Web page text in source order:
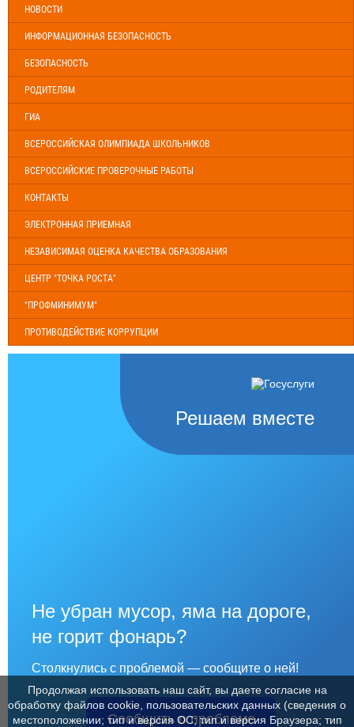
НОВОСТИ
ИНФОРМАЦИОННАЯ БЕЗОПАСНОСТЬ
БЕЗОПАСНОСТЬ
РОДИТЕЛЯМ
ГИА
ВСЕРОССИЙСКАЯ ОЛИМПИАДА ШКОЛЬНИКОВ
ВСЕРОССИЙСКИЕ ПРОВЕРОЧНЫЕ РАБОТЫ
КОНТАКТЫ
ЭЛЕКТРОННАЯ ПРИЕМНАЯ
НЕЗАВИСИМАЯ ОЦЕНКА КАЧЕСТВА ОБРАЗОВАНИЯ
ЦЕНТР "ТОЧКА РОСТА"
"ПРОФМИНИМУМ"
ПРОТИВОДЕЙСТВИЕ КОРРУПЦИИ
Решаем вместе
Не убран мусор, яма на дороге,
не горит фонарь?
Столкнулись с проблемой — сообщите о ней!
Сообщить о проблеме
Продолжая использовать наш сайт, вы даете согласие на
обработку файлов cookie, пользовательских данных (сведения о
местоположении; тип и версия ОС; тип и версия Браузера; тип